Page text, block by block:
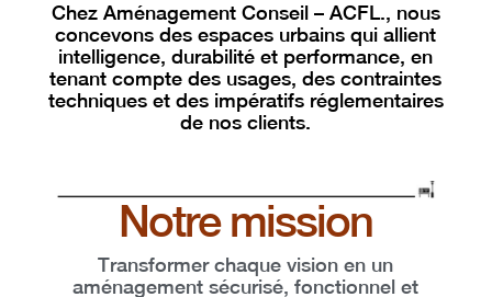
Chez Aménagement Conseil – ACFL., nous
concevons des espaces urbains qui allient
intelligence, durabilité et performance, en
tenant compte des usages, des contraintes
techniques et des impératifs réglementaires
de nos clients.
Notre mission
Transformer chaque vision en un
aménagement sécurisé, fonctionnel et